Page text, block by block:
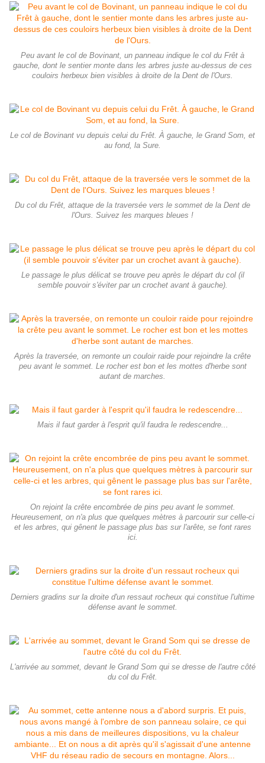
Peu avant le col de Bovinant, un panneau indique le col du Frêt à
gauche, dont le sentier monte dans les arbres juste au-dessus de ces
couloirs herbeux bien visibles à droite de la Dent de l'Ours.
Le col de Bovinant vu depuis celui du Frêt. À gauche, le Grand Som, et
au fond, la Sure.
Du col du Frêt, attaque de la traversée vers le sommet de la Dent de
l'Ours. Suivez les marques bleues !
Le passage le plus délicat se trouve peu après le départ du col (il
semble pouvoir s'éviter par un crochet avant à gauche).
Après la traversée, on remonte un couloir raide pour rejoindre la crête
peu avant le sommet. Le rocher est bon et les mottes d'herbe sont
autant de marches.
Mais il faut garder à l'esprit qu'il faudra le redescendre...
On rejoint la crête encombrée de pins peu avant le sommet.
Heureusement, on n'a plus que quelques mètres à parcourir sur celle-ci
et les arbres, qui gênent le passage plus bas sur l'arête, se font rares
ici.
Derniers gradins sur la droite d'un ressaut rocheux qui constitue l'ultime
défense avant le sommet.
L'arrivée au sommet, devant le Grand Som qui se dresse de l'autre côté
du col du Frêt.